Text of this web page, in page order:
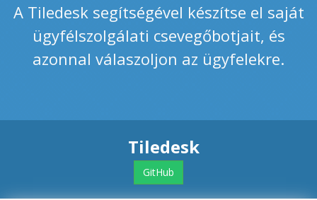
A Tiledesk segítségével készítse el saját
ügyfélszolgálati csevegőbotjait, és
azonnal válaszoljon az ügyfelekre.
Tiledesk
GitHub